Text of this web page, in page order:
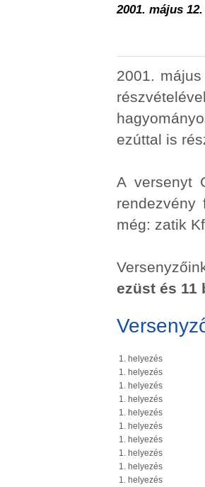
2001. május
2001.
ezúttal is
A versenyt
rendezvény
még: zatik
ezüst és 11
1. helyezés
1. helyezés
1. helyezés
1. helyezés
1. helyezés
1. helyezés
1. helyezés
1. helyezés
1. helyezés
1. helyezés